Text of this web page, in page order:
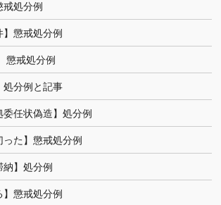
戒処分例
】懲戒処分例
懲戒処分例
処分例と記事
委任状偽造】処分例
った】懲戒処分例
納】処分例
】懲戒処分例